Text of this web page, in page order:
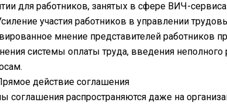
для работников, занятых в сфере ВИЧ-сервиса.
участия работников в управлении
мнение представителей работников
системы оплаты труда, введения
действие соглашения
соглашения распространяются даже на